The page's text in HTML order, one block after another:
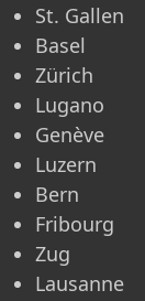
St. Gallen
Basel
Zürich
Lugano
Genève
Luzern
Bern
Fribourg
Zug
Lausanne